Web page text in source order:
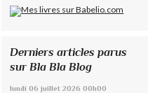
Derniers articles parus
sur Bla Bla Blog
lundi 06 juillet 2026 00h00